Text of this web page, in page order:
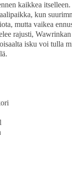
kaikkea
kun
mutta vaikea
rajusti,
isku voi tulla